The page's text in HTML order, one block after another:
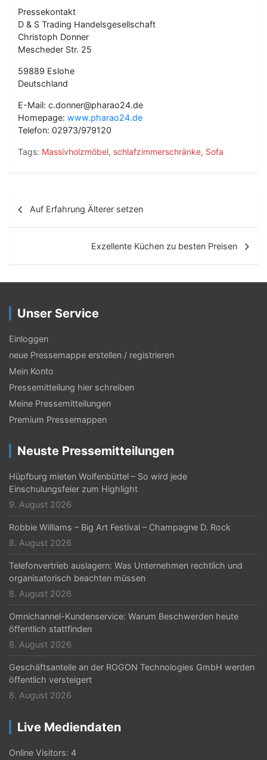
Pressekontakt
D & S Trading Handelsgesellschaft
Christoph Donner
Mescheder Str. 25
59889 Eslohe
Deutschland
E-Mail: c.donner@pharao24.de
Homepage: www.pharao24.de
Telefon: 02973/979120
Tags: Massivholzmöbel, schlafzimmerschränke, Sofa
t
r
a
g
s
-
N
a
v
i
g
a
t
i
o
n
Auf Erfahrung Älterer setzen
Exzellente Küchen zu besten Preisen
Unser Service
Einloggen
neue Pressemappe erstellen / registrieren
Mein Konto
Pressemitteilung hier schreiben
Meine Pressemitteilungen
Premium Pressemappen
Neuste Pressemitteilungen
Hüpfburg mieten Wolfenbüttel – So wird jede
Einschulungsfeier zum Highlight
9. August 2026
Robbie Williams – Big Art Festival – Champagne D. Rock
8. August 2026
Telefonvertrieb auslagern: Was Unternehmen rechtlich und
organisatorisch beachten müssen
8. August 2026
Omnichannel-Kundenservice: Warum Beschwerden heute
öffentlich stattfinden
8. August 2026
Geschäftsanteile an der ROGON Technologies GmbH werden
öffentlich versteigert
8. August 2026
Live Mediendaten
Online Visitors: 4